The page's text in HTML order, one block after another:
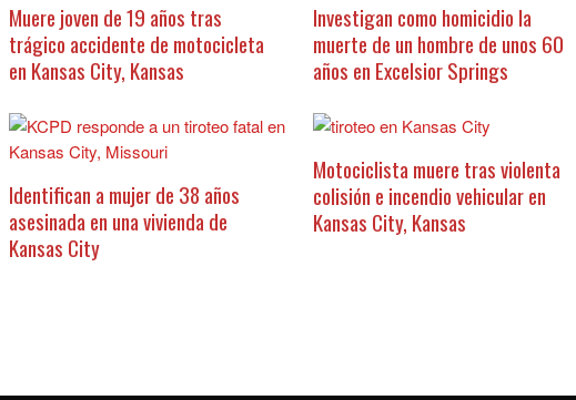
Muere joven de 19 años tras
trágico accidente de motocicleta
en Kansas City, Kansas
Investigan como homicidio la
muerte de un hombre de unos 60
años en Excelsior Springs
Identifican a mujer de 38 años
asesinada en una vivienda de
Kansas City
Motociclista muere tras violenta
colisión e incendio vehicular en
Kansas City, Kansas